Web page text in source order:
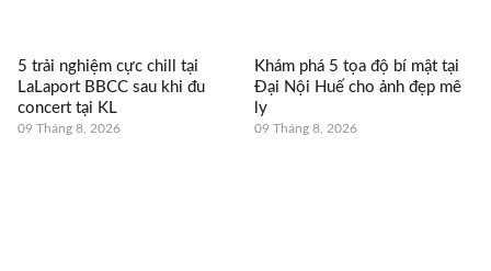
5 trải nghiệm cực chill tại
LaLaport BBCC sau khi đu
concert tại KL
09 Tháng 8, 2026
Khám phá 5 tọa độ bí mật tại
Đại Nội Huế cho ảnh đẹp mê
ly
09 Tháng 8, 2026